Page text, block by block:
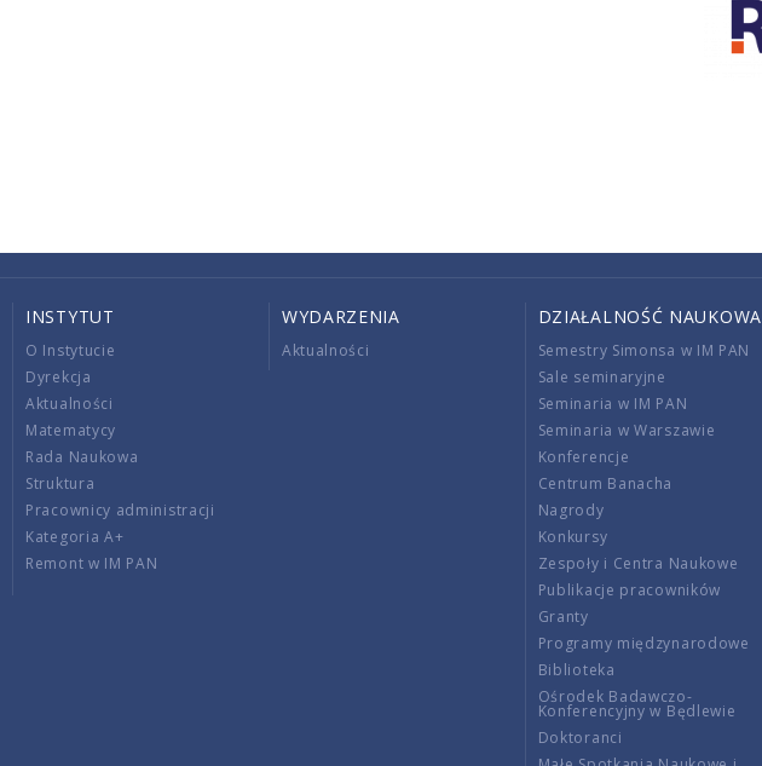
INSTYTUT
O Instytucie
Dyrekcja
Aktualności
Matematycy
Rada Naukowa
Struktura
Pracownicy administracji
Kategoria A+
Remont w IM PAN
WYDARZENIA
Aktualności
DZIAŁALNOŚĆ NAUKOWA
Semestry Simonsa w IM PAN
Sale seminaryjne
Seminaria w IM PAN
Seminaria w Warszawie
Konferencje
Centrum Banacha
Nagrody
Konkursy
Zespoły i Centra Naukowe
Publikacje pracowników
Granty
Programy międzynarodowe
Biblioteka
Ośrodek Badawczo-
Konferencyjny w Będlewie
Doktoranci